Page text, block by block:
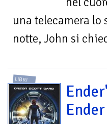
una telecamera lo
notte, John si
LIBRI
Ender